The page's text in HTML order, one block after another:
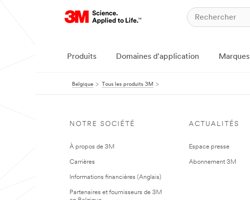
Produits Domaines d'application Marques
Belgique Tous les produits 3M
NOTRE SOCIÉTÉ
À propos de 3M
Carrières
Informations financières (Anglais)
Partenaires et fournisseurs de 3M
ACTUALITÉS
Espace presse
Abonnement 3M